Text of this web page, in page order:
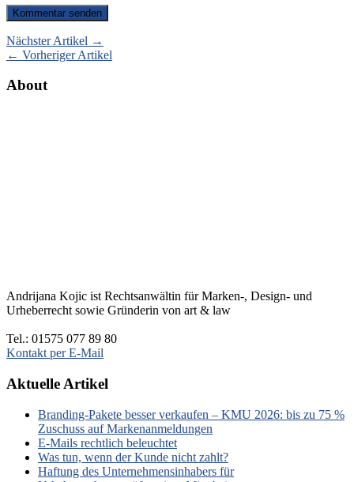
Nächster Artikel →
← Vorheriger Artikel
About
Andrijana Kojic ist Rechtsanwältin für Marken-, Design- und
Urheberrecht sowie Gründerin von art & law
Tel.: 01575 077 89 80
Kontakt per E-Mail
Aktuelle Artikel
Branding-Pakete besser verkaufen – KMU 2026: bis zu 75 %
Zuschuss auf Markenanmeldungen
E-Mails rechtlich beleuchtet
Was tun, wenn der Kunde nicht zahlt?
Haftung des Unternehmensinhabers für